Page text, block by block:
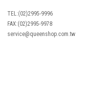
TEL:(02)2995-9996
FAX:(02)2995-9978
service@queenshop.com.tw